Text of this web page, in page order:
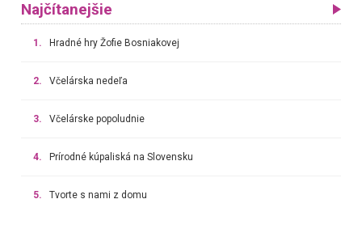
Najčítanejšie
1. Hradné hry Žofie Bosniakovej
2. Včelárska nedeľa
3. Včelárske popoludnie
4. Prírodné kúpaliská na Slovensku
5. Tvorte s nami z domu